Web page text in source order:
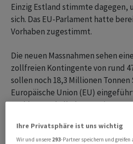
Einzig Estland stimmte
sich. Das EU-Parlament hatte
Vorhaben zugestimmt.
Die neuen Massnahmen sehen
zollfreien Kontingente von rund
sollen noch 18,3 Millionen
Europäische Union (EU)
Stahl ausserhalb der
betrugen diese Zölle 25 Prozent.
Ihre Privatsphäre ist uns wichtig
Wir und unsere 293-Partner speichern und greifen